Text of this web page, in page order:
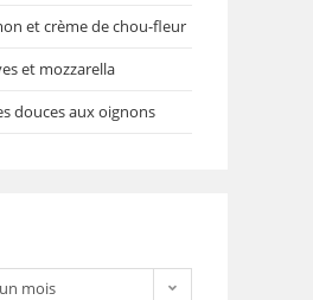
et crème de chou-fleur
et mozzarella
douces aux oignons
mois